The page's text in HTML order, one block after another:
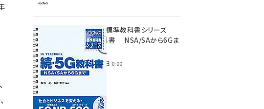
インプレス標準教科書シリーズ
続・5G教科書 NSA/SAから6Gま
2023年4月3日 0:00